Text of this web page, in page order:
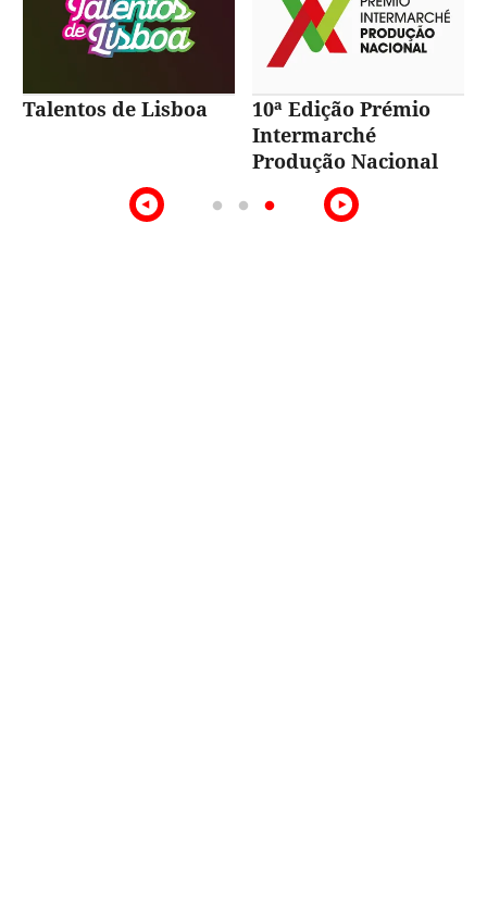
Talentos de Lisboa
10ª Edição Prémio
Intermarché
Produção Nacional